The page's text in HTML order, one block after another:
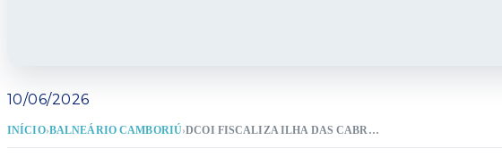
10/06/2026
INÍCIO›BALNEÁRIO CAMBORIÚ› DCOI FISCALIZA ILHA DAS CABRAS APÓS DENÚNCIAS E REFORÇA COMBATE A OCUPAÇÕES IRREGULARES EM BALNEÁRIO CAMBORIÚ